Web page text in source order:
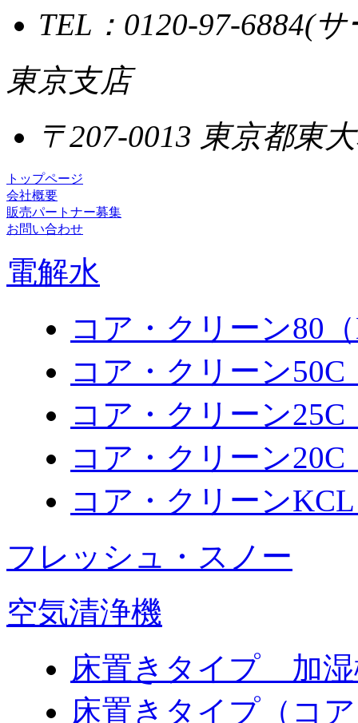
TEL：0120-97-6884(
東京支店
〒207-0013 東京都東
トップページ
会社概要
販売パートナー募集
お問い合わせ
電解水
コア・クリーン80
コア・クリーン50C
コア・クリーン25C
コア・クリーン20C
コア・クリーン
フレッシュ・スノー
空気清浄機
床置きタイプ 加湿
床置きタイプ（コ